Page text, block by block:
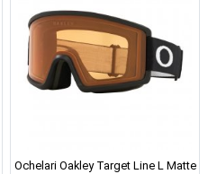
Ochelari Oakley Target Line L Matte